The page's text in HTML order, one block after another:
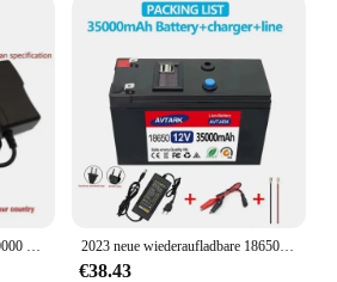
Original 18650 3S2P 12 V 30000 mah DC 12,6 V 30 Ah Wiederaufladbare Li-Ion Akku CCTV Kamera Monitor Ersatz Akku + Ladegerät 2023 neue wiederaufladbare 18650 Lithium-Batterie 12 V 120 Ah tragbare Batterie eingebaute 5 V 2,1 A USB Android Apple Port 12,6 V 3 A Ladegerät
€38.43